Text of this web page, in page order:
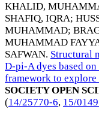
KHALID,
SHAFIQ, IQRA;
MUHAMMAD;
MUHAMMAD
SAFWAN. Structural
D-pi-A dyes based
framework to
SOCIETY OPEN
(14/25770-6, 15/